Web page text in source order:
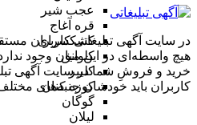
عجب شیر
قره آغاج
کشکسرای
کلوانق
کلیبر
کوزه کنان
گوگان
لیلان
در سایت آگهی تبلیغاتی کاربران
هیچ واسطه‌ای در این میان وجود
خرید و فروشِ شما در سایت آگهی
کاربران باید خودشان جنبه‌های